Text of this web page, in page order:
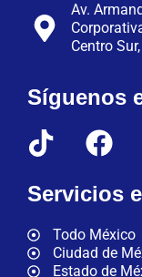
Av.
Centro
Síguenos
Servicios
Todo México
Ciudad de
Estado de